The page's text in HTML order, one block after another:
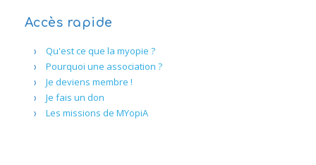
Accès rapide
Qu'est ce que la myopie ?
Pourquoi une association ?
Je deviens membre !
Je fais un don
Les missions de MYopiA